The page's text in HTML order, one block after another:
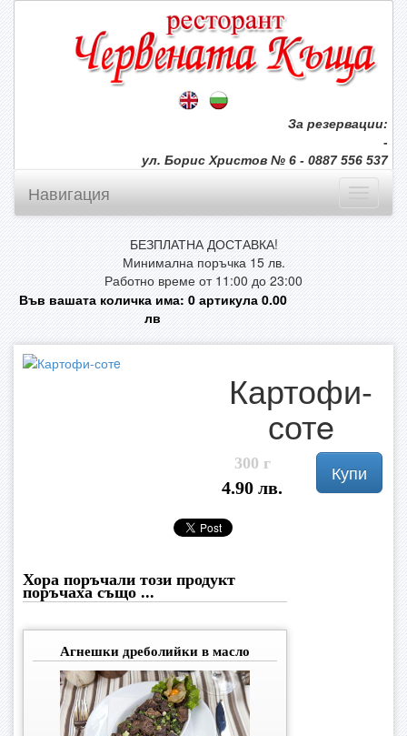
За резервации:
-
ул. Борис Христов № 6 - 0887 556 537
Навигация
БЕЗПЛАТНА ДОСТАВКА!
Минимална поръчка 15 лв.
Работно време от 11:00 до 23:00
Във вашата количка има:0артикула0.00
лв
Картофи-
сотe
300 г
4.90 лв.
Купи
Хора поръчали този продукт
поръчаха също ...
Агнешки дреболийки в масло